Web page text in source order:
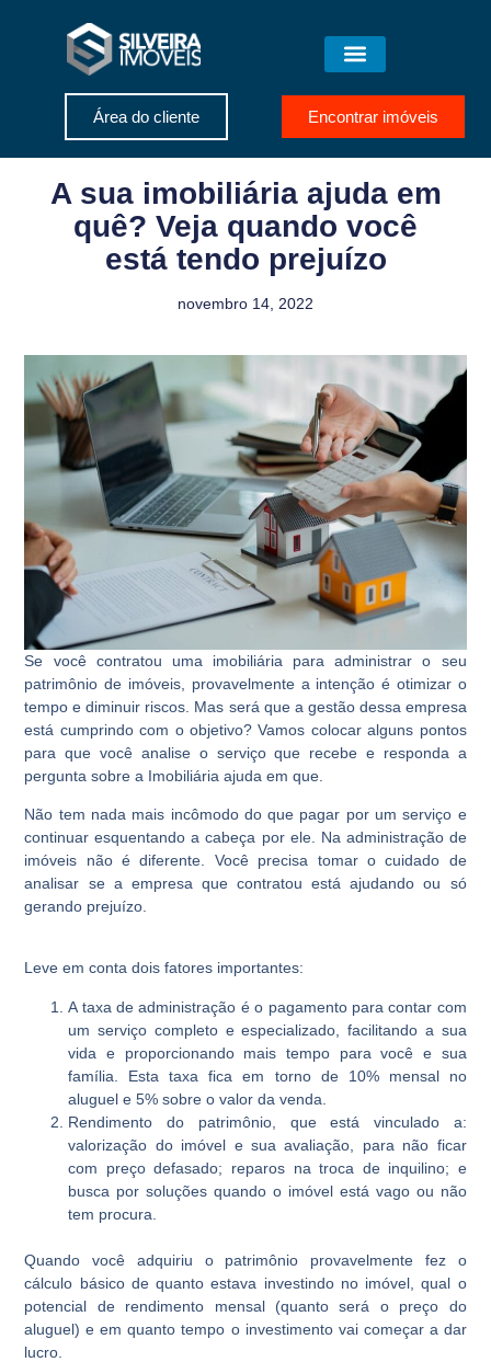
Área do cliente Encontrar imóveis
A sua imobiliária ajuda em
quê? Veja quando você
está tendo prejuízo
novembro 14, 2022
Se você contratou uma imobiliária para administrar o seu
patrimônio de imóveis, provavelmente a intenção é otimizar o
tempo e diminuir riscos. Mas será que a gestão dessa empresa
está cumprindo com o objetivo? Vamos colocar alguns pontos
para que você analise o serviço que recebe e responda a
pergunta sobre a Imobiliária ajuda em que.
Não tem nada mais incômodo do que pagar por um serviço e
continuar esquentando a cabeça por ele. Na administração de
imóveis não é diferente. Você precisa tomar o cuidado de
analisar se a empresa que contratou está ajudando ou só
gerando prejuízo.
Leve em conta dois fatores importantes:
A taxa de administração é o pagamento para contar com
um serviço completo e especializado, facilitando a sua
vida e proporcionando mais tempo para você e sua
família. Esta taxa fica em torno de 10% mensal no
aluguel e 5% sobre o valor da venda.
Rendimento do patrimônio, que está vinculado a:
valorização do imóvel e sua avaliação, para não ficar
com preço defasado; reparos na troca de inquilino; e
busca por soluções quando o imóvel está vago ou não
tem procura.
Quando você adquiriu o patrimônio provavelmente fez o
cálculo básico de quanto estava investindo no imóvel, qual o
potencial de rendimento mensal (quanto será o preço do
aluguel) e em quanto tempo o investimento vai começar a dar
lucro.